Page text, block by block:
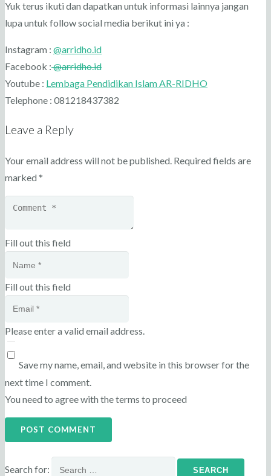
Yuk terus ikuti dan dapatkan untuk informasi lainnya jangan
lupa untuk follow social media berikut ini ya :
Instagram : @arridho.id
Facebook :@arridho.id
Youtube : Lembaga Pendidikan Islam AR-RIDHO
Telephone : 081218437382
Leave a Reply
Your email address will not be published. Required fields are
marked *
Fill out this field
Fill out this field
Please enter a valid email address.
Save my name, email, and website in this browser for the
next time I comment.
You need to agree with the terms to proceed
POST COMMENT
Search for: